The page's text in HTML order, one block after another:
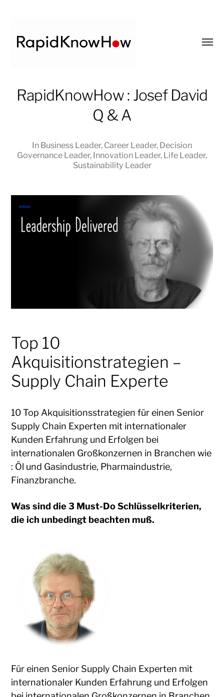
RapidKnowHow
RapidKnowHow : Josef David
Q & A
In Business Leader, Career Leader, Decision
Governance Leader, Innovation Leader, Life Leader,
Sustainability Leader
Top 10
Akquisitionstrategien –
Supply Chain Experte
10 Top Akquisitionsstrategien für einen Senior
Supply Chain Experten mit internationaler
Kunden Erfahrung und Erfolgen bei
internationalen Großkonzernen in Branchen wie
: Öl und Gasindustrie, Pharmaindustrie,
Finanzbranche.
Was sind die 3 Must-Do Schlüsselkriterien,
die ich unbedingt beachten muß.
Für einen Senior Supply Chain Experten mit
internationaler Kunden Erfahrung und Erfolgen